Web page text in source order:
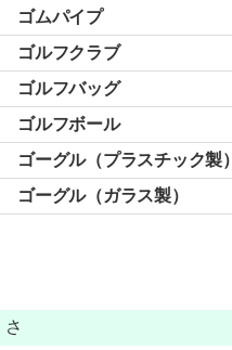
ゴムパイプ
ゴルフクラブ
ゴルフバッグ
ゴルフボール
ゴーグル（プラスチック製）
ゴーグル（ガラス製）
さ